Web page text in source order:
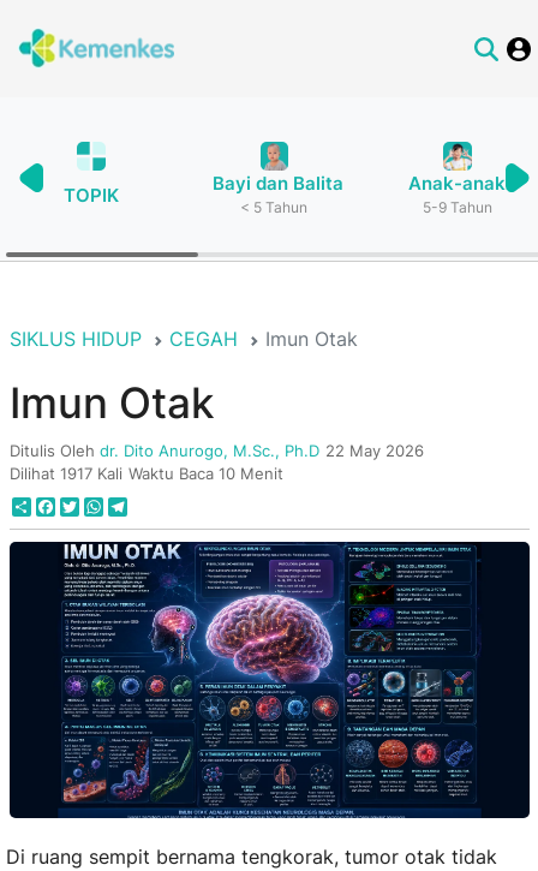
TOPIK
Bayi dan Balita
< 5 Tahun
Anak-anak
5-9 Tahun
SIKLUS HIDUP CEGAH Imun Otak
Imun Otak
Ditulis Oleh dr. Dito Anurogo, M.Sc., Ph.D 22 May 2026
Dilihat 1917 Kali Waktu Baca 10 Menit
ShareFacebook
TwitterWhatsApp
Telegram
Di ruang sempit bernama tengkorak, tumor otak tidak